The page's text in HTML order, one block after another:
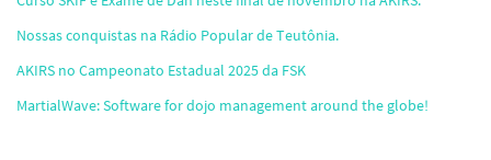
Nossas conquistas na Rádio Popular de Teutônia.
AKIRS no Campeonato Estadual 2025 da FSK
MartialWave: Software for dojo management around the globe!